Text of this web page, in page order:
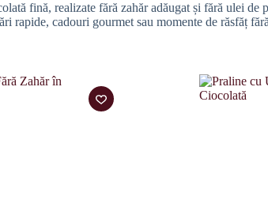
fină, realizate fără zahăr adăugat și fără ulei de
rapide, cadouri gourmet sau momente de răsfăț